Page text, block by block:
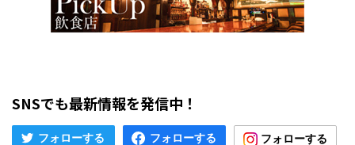
SNSでも最新情報を発信中！